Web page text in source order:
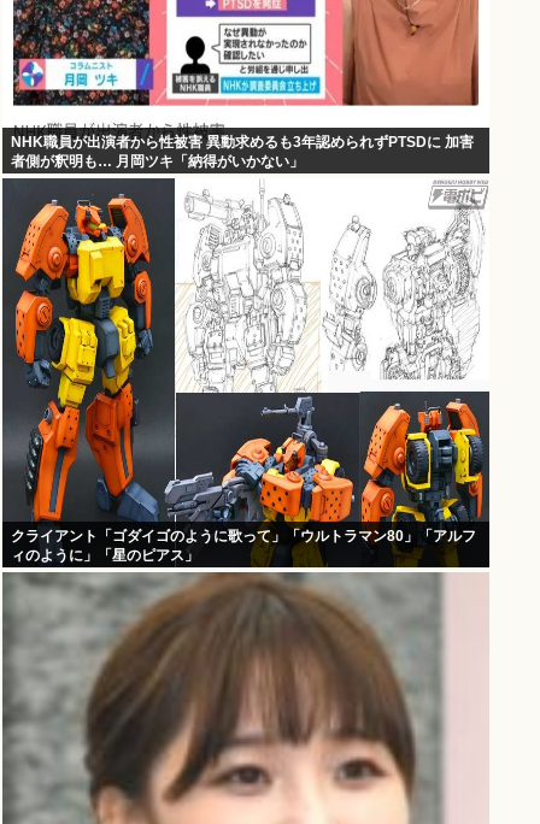
NHK職員が出演者から性被害 異動求めるも3年認められずPTSDに 加害
者側が釈明も… 月岡ツキ「納得がいかない」
クライアント「ゴダイゴのように歌って」「ウルトラマン80」「アルフ
ィのように」「星のピアス」